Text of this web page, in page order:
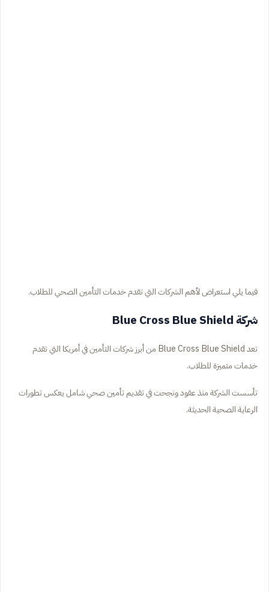
فيما يلي استعراض لأهم الشركات التي تقدم خدمات التأمين الصحي للطلاب.
شركة Blue Cross Blue Shield
تعد Blue Cross Blue Shield من أبرز شركات التأمين في أمريكا التي تقدم
خدمات متميزة للطلاب.
تأسست الشركة منذ عقود ونجحت في تقديم تأمين صحي شامل يعكس تطورات
الرعاية الصحية الحديثة.